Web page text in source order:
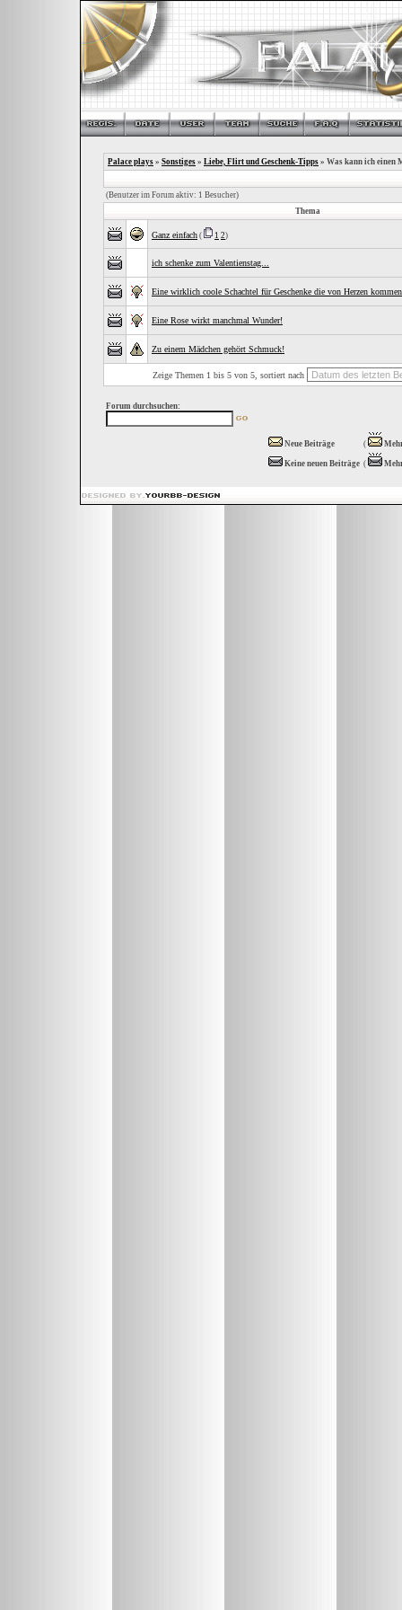
Palace plays » Sonstiges » Liebe, Flirt und Geschenk-Tipps » Was kann ich einen
(Benutzer im Forum aktiv: 1 Besucher)
Thema
Ganz einfach ( 1 2)
ich schenke zum Valentienstag...
Eine wirklich coole Schachtel für Geschenke die von Herzen
Eine Rose wirkt manchmal Wunder!
Zu einem Mädchen gehört Schmuck!
Zeige Themen 1 bis 5 von 5, sortiert nach
Forum durchsuchen:
Neue Beiträge (
Keine neuen Beiträge (